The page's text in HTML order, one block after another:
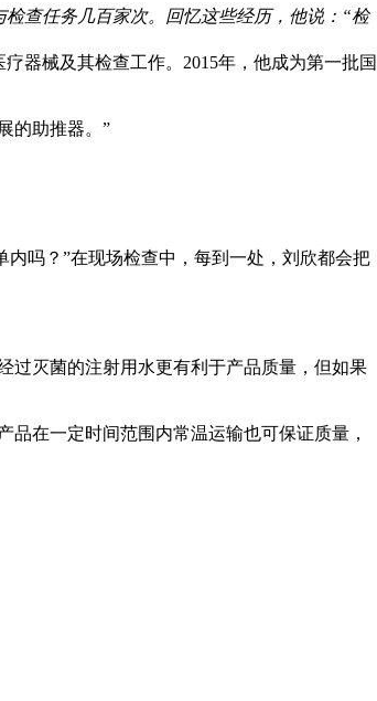
查任务几百家次。回忆这些经历，他说：“检
器械及其检查工作。2015年，他成为第一批国
的助推器。”
吗？”在现场检查中，每到一处，刘欣都会把
灭菌的注射用水更有利于产品质量，但如果
在一定时间范围内常温运输也可保证质量，